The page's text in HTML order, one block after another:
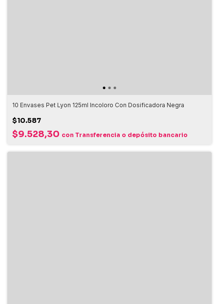
10 Envases Pet Lyon 125ml Incoloro Con Dosificadora Negra
$10.587
$9.528,30 con Transferencia o depósito bancario